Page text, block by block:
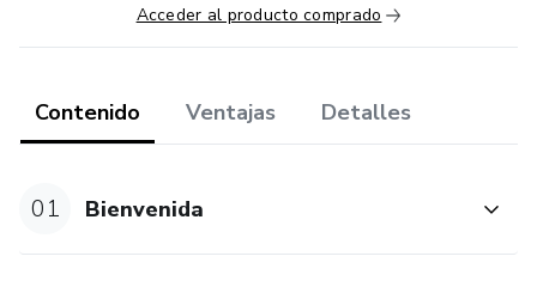
Acceder al producto comprado
Contenido Ventajas Detalles
01 Bienvenida